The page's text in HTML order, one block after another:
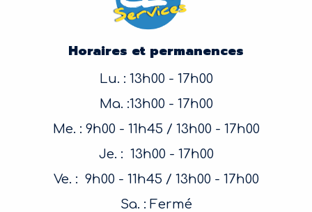
Horaires et permanences
Lu. : 13h00 - 17h00
Ma. :13h00 - 17h00
Me. : 9h00 - 11h45 / 13h00 - 17h00
Je. : 13h00 - 17h00
Ve. : 9h00 - 11h45 / 13h00 - 17h00
Sa. : Fermé